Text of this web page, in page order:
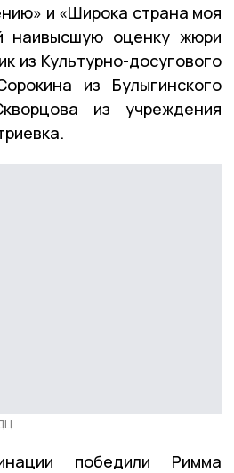
и «Широка страна моя
наивысшую оценку жюри
из Культурно-досугового
из Булыгинского
из учреждения
победили Римма